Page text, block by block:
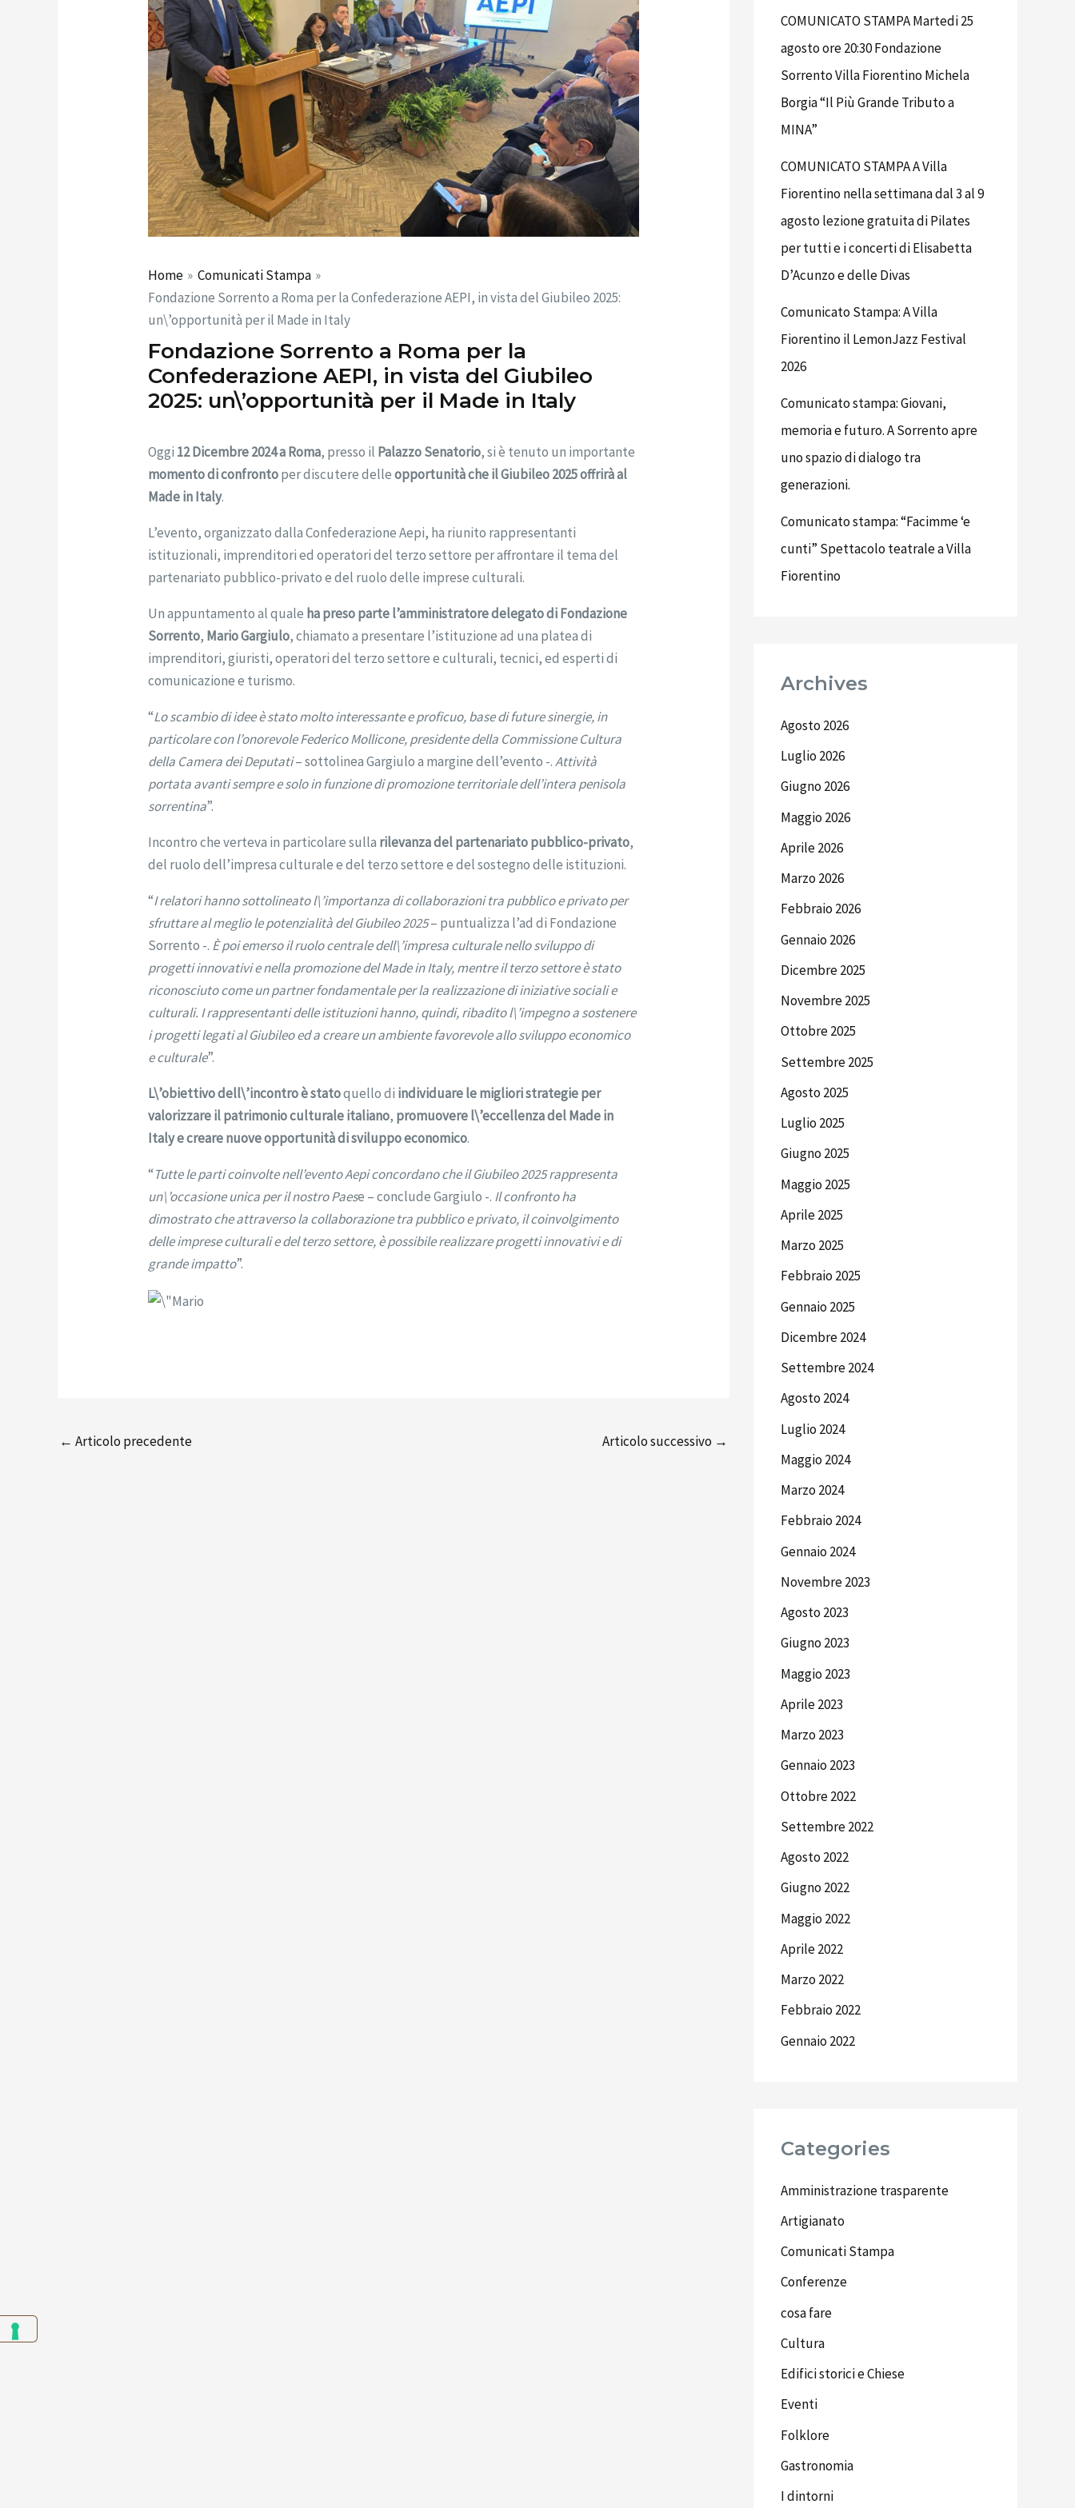
Home
Comunicati Stampa
Fondazione Sorrento a Roma per la Confederazione AEPI, in vista del Giubileo 2025:
un\’opportunità per il Made in Italy
Fondazione Sorrento a Roma per la
Confederazione AEPI, in vista del Giubileo
2025: un\’opportunità per il Made in Italy
Oggi 12 Dicembre 2024 a Roma, presso il Palazzo Senatorio, si è tenuto un importante
momento di confrontoper discutere delleopportunità che il Giubileo 2025 offrirà al
Made in Italy.
L’evento, organizzato dalla Confederazione Aepi, ha riunito rappresentanti
istituzionali, imprenditori ed operatori del terzo settore per affrontare il tema del
partenariato pubblico-privato e del ruolo delle imprese culturali.
Un appuntamento al quale ha preso parte l’amministratore delegato di Fondazione
Sorrento, Mario Gargiulo, chiamato a presentare l’istituzione ad una platea di
imprenditori, giuristi, operatori del terzo settore e culturali, tecnici, ed esperti di
comunicazione e turismo.
“Lo scambio di idee è stato molto interessante e proficuo, base di future sinergie, in
particolare con l’onorevole Federico Mollicone, presidente della Commissione Cultura
della Camera dei Deputati– sottolinea Gargiulo a margine dell’evento -.Attività
portata avanti sempre e solo in funzione di promozione territoriale dell’intera penisola
sorrentina”.
Incontro che verteva in particolare sulla rilevanza del partenariato pubblico-privato,
del ruolo dell’impresa culturale e del terzo settore e del sostegno delle istituzioni.
“I relatori hanno sottolineato l\’importanza di collaborazioni tra pubblico e privato per
sfruttare al meglio le potenzialità del Giubileo 2025– puntualizza l’ad di Fondazione
Sorrento -. È poi emerso il ruolo centrale dell\’impresa culturale nello sviluppo di
progetti innovativi e nella promozione del Made in Italy, mentre il terzo settore è stato
riconosciuto come un partner fondamentale per la realizzazione di iniziative sociali e
culturali. I rappresentanti delle istituzioni hanno, quindi, ribadito l\’impegno a sostenere
i progetti legati al Giubileo ed a creare un ambiente favorevole allo sviluppo economico
e culturale”.
L\’obiettivo dell\’incontro è statoquello di individuare le migliori strategie per
valorizzare il patrimonio culturale italiano, promuovere l\’eccellenza del Made in
Italy e creare nuove opportunità di sviluppo economico.
“Tutte le parti coinvolte nell’evento Aepi concordano che il Giubileo 2025 rappresenta
un\’occasione unica per il nostro Paese – conclude Gargiulo -. Il confronto ha
dimostrato che attraverso la collaborazione tra pubblico e privato, il coinvolgimento
delle imprese culturali e del terzo settore, è possibile realizzare progetti innovativi e di
grande impatto”.
← Articolo precedente Articolo successivo →
COMUNICATO STAMPA Martedi 25
agosto ore 20:30 Fondazione
Sorrento Villa Fiorentino Michela
Borgia “Il Più Grande Tributo a
MINA”
COMUNICATO STAMPA A Villa
Fiorentino nella settimana dal 3 al 9
agosto lezione gratuita di Pilates
per tutti e i concerti di Elisabetta
D’Acunzo e delle Divas
Comunicato Stampa: A Villa
Fiorentino il LemonJazz Festival
2026
Comunicato stampa: Giovani,
memoria e futuro. A Sorrento apre
uno spazio di dialogo tra
generazioni.
Comunicato stampa: “Facimme ‘e
cunti” Spettacolo teatrale a Villa
Fiorentino
Archives
Agosto 2026
Luglio 2026
Giugno 2026
Maggio 2026
Aprile 2026
Marzo 2026
Febbraio 2026
Gennaio 2026
Dicembre 2025
Novembre 2025
Ottobre 2025
Settembre 2025
Agosto 2025
Luglio 2025
Giugno 2025
Maggio 2025
Aprile 2025
Marzo 2025
Febbraio 2025
Gennaio 2025
Dicembre 2024
Settembre 2024
Agosto 2024
Luglio 2024
Maggio 2024
Marzo 2024
Febbraio 2024
Gennaio 2024
Novembre 2023
Agosto 2023
Giugno 2023
Maggio 2023
Aprile 2023
Marzo 2023
Gennaio 2023
Ottobre 2022
Settembre 2022
Agosto 2022
Giugno 2022
Maggio 2022
Aprile 2022
Marzo 2022
Febbraio 2022
Gennaio 2022
Categories
Amministrazione trasparente
Artigianato
Comunicati Stampa
Conferenze
cosa fare
Cultura
Edifici storici e Chiese
Eventi
Folklore
Gastronomia
I dintorni